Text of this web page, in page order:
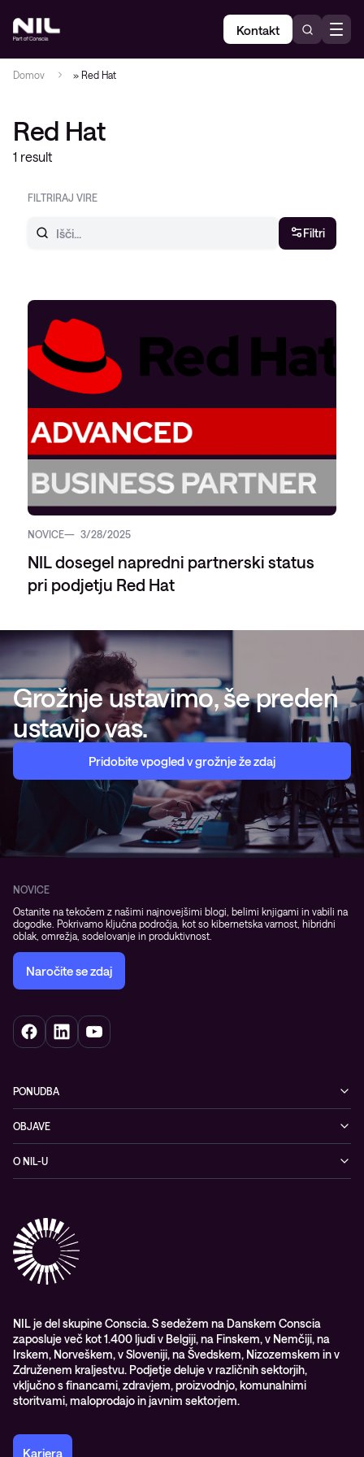
Kontakt
Domov » Red Hat
Red Hat
1 result
FILTRIRAJ VIRE
Filtri
NOVICE 3/28/2025
NIL dosegel napredni partnerski status
pri podjetju Red Hat
Grožnje ustavimo, še preden
ustavijo vas.
Pridobite vpogled v grožnje že zdaj
NOVICE
Ostanite na tekočem z našimi najnovejšimi blogi, belimi knjigami in vabili na
dogodke. Pokrivamo ključna področja, kot so kibernetska varnost, hibridni
oblak, omrežja, sodelovanje in produktivnost.
Naročite se zdaj
PONUDBA
Omrežje
Hibridni oblak
Izobraževanje
Upravljane IT storitve in podpora
Opazljivost
OBJAVE
Blogi
Videi
Vodiči
O NIL-U
Partnerji
Nagrade & priznanja industrije
WORK@NIL
Študenti
Trajnost in družbena odgovornost
NIL je del skupine Conscia. S sedežem na Danskem Conscia
zaposluje več kot 1.400 ljudi v Belgiji, na Finskem, v Nemčiji, na
Irskem, Norveškem, v Sloveniji, na Švedskem, Nizozemskem in v
Združenem kraljestvu. Podjetje deluje v različnih sektorjih,
vključno s financami, zdravjem, proizvodnjo, komunalnimi
storitvami, maloprodajo in javnim sektorjem.
Kariera